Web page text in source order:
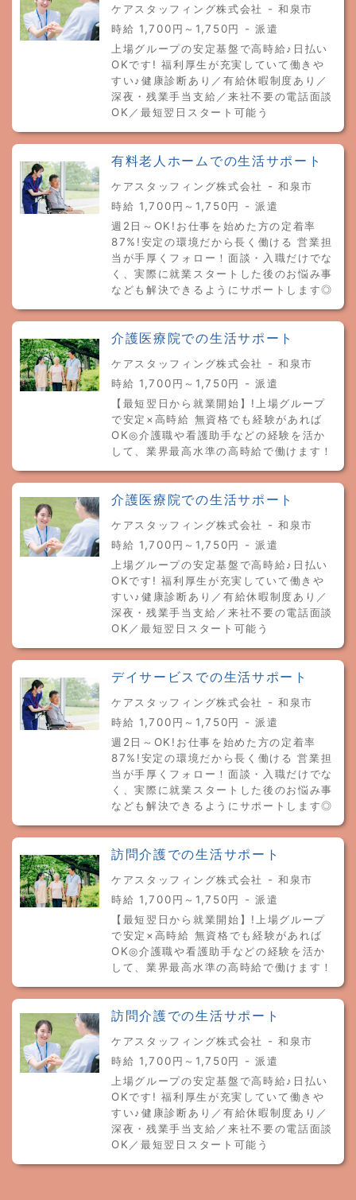
ケアスタッフィング株式会社 - 和泉市
時給 1,700円～1,750円 - 派遣
上場グループの安定基盤で高時給♪日払い
OKです! 福利厚生が充実していて働きや
すい♪健康診断あり／有給休暇制度あり／
深夜・残業手当支給／来社不要の電話面談
OK／最短翌日スタート可能う
有料老人ホームでの生活サポート
ケアスタッフィング株式会社 - 和泉市
時給 1,700円～1,750円 - 派遣
週2日～OK!お仕事を始めた方の定着率
87%!安定の環境だから長く働ける 営業担
当が手厚くフォロー！面談・入職だけでな
く、実際に就業スタートした後のお悩み事
なども解決できるようにサポートします◎
介護医療院での生活サポート
ケアスタッフィング株式会社 - 和泉市
時給 1,700円～1,750円 - 派遣
【最短翌日から就業開始】!上場グループ
で安定×高時給 無資格でも経験があれば
OK◎介護職や看護助手などの経験を活か
して、業界最高水準の高時給で働けます！
介護医療院での生活サポート
ケアスタッフィング株式会社 - 和泉市
時給 1,700円～1,750円 - 派遣
上場グループの安定基盤で高時給♪日払い
OKです! 福利厚生が充実していて働きや
すい♪健康診断あり／有給休暇制度あり／
深夜・残業手当支給／来社不要の電話面談
OK／最短翌日スタート可能う
デイサービスでの生活サポート
ケアスタッフィング株式会社 - 和泉市
時給 1,700円～1,750円 - 派遣
週2日～OK!お仕事を始めた方の定着率
87%!安定の環境だから長く働ける 営業担
当が手厚くフォロー！面談・入職だけでな
く、実際に就業スタートした後のお悩み事
なども解決できるようにサポートします◎
訪問介護での生活サポート
ケアスタッフィング株式会社 - 和泉市
時給 1,700円～1,750円 - 派遣
【最短翌日から就業開始】!上場グループ
で安定×高時給 無資格でも経験があれば
OK◎介護職や看護助手などの経験を活か
して、業界最高水準の高時給で働けます！
訪問介護での生活サポート
ケアスタッフィング株式会社 - 和泉市
時給 1,700円～1,750円 - 派遣
上場グループの安定基盤で高時給♪日払い
OKです! 福利厚生が充実していて働きや
すい♪健康診断あり／有給休暇制度あり／
深夜・残業手当支給／来社不要の電話面談
OK／最短翌日スタート可能う